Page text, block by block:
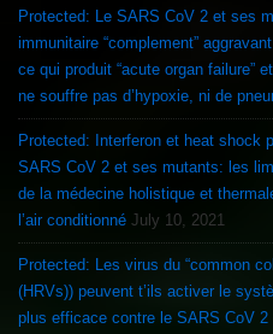
Protected: Le SARS CoV 2 et ses
immunitaire “complement”
ce qui produit “acute organ failure”
ne souffre pas d’hypoxie, ni de
Protected: Interferon et heat shock
SARS CoV 2 et ses mutants: les
de la médecine holistique et
l’air conditionné July 10, 2021
Protected: Les virus du “common
(HRVs)) peuvent t’ils activer le
plus efficace contre le SARS CoV